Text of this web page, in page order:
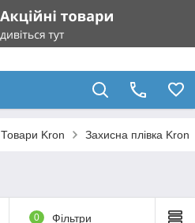
Товари Kron Захисна плівка Kron
0 Фільтри